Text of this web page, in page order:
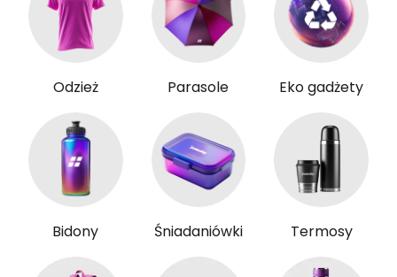
Odzież Parasole Eko gadżety
Bidony Śniadaniówki Termosy